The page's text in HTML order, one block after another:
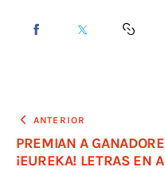
ANTERIOR
PREMIAN A
¡EUREKA! LETRAS EN